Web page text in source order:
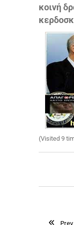
κοινή
(Visited 9